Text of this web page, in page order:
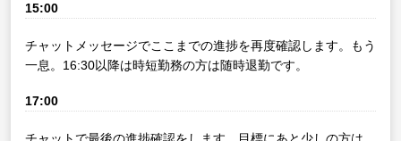
15:00
チャットメッセージでここまでの進捗を再度確認します。もう
一息。16:30以降は時短勤務の方は随時退勤です。
17:00